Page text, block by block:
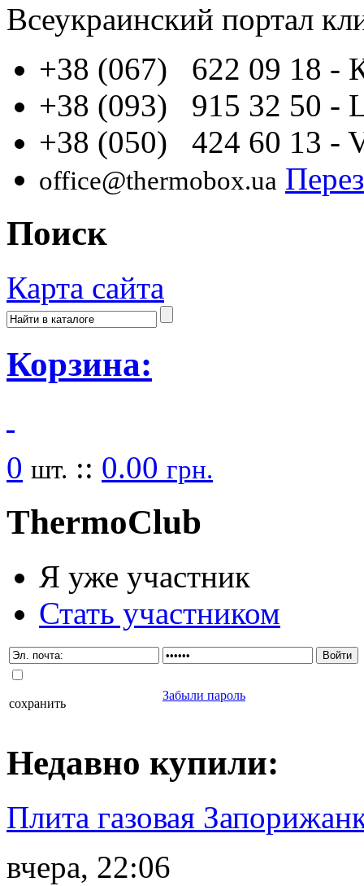
Всеукраинский портал
+38 (067) 622 09 18 -
+38 (093) 915 32 50 -
+38 (050) 424 60 13 -
office@thermobox.ua
Поиск
Карта сайта
Корзина:
0 шт. :: 0.00 грн.
ThermoClub
Я уже участник
Стать участником
сохранить
Забыли пароль
Недавно купили:
Плита газовая
вчера, 22:06